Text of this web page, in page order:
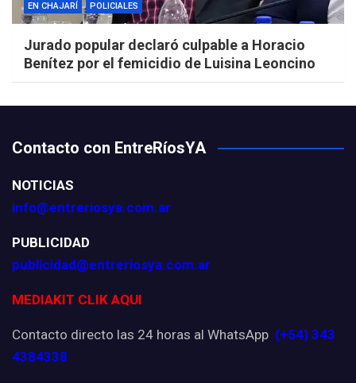
EN CHAJARÍ POLICIALES
Jurado popular declaró culpable a Horacio
Benítez por el femicidio de Luisina Leoncino
Contacto con EntreRíosYA
NOTICIAS
info@entreriosya.com.ar
PUBLICIDAD
publicidad@entreriosya.com.ar
MEDIAKIT CLIK AQUI
Contacto directo las 24 horas al WhatsApp (+54) 343
4384338